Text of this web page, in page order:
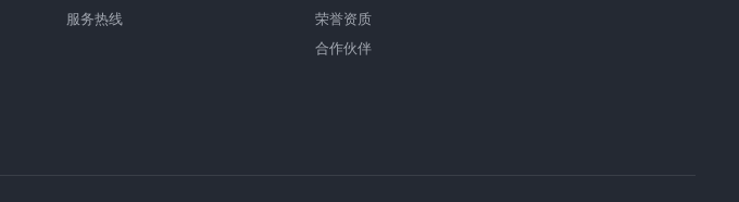
服务热线
荣誉资质
合作伙伴